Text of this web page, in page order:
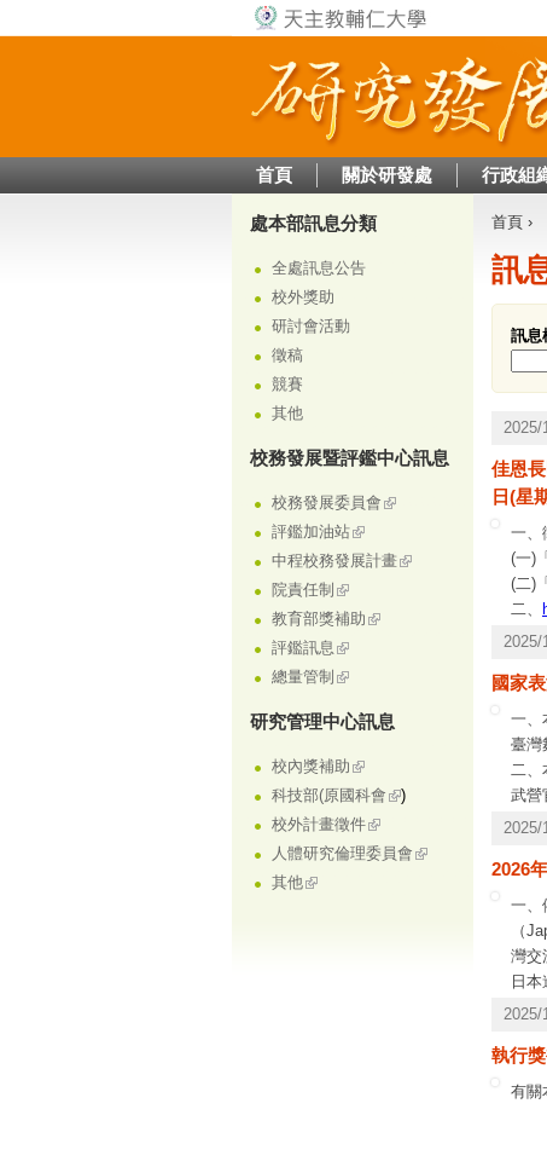
首頁 關於研發處 行政組
處本部訊息分類
全處訊息公告
校外獎助
研討會活動
徵稿
競賽
其他
校務發展暨評鑑中心訊息
校務發展委員會
評鑑加油站
中程校務發展計畫
院責任制
教育部獎補助
評鑑訊息
總量管制
研究管理中心訊息
校內獎補助
科技部(原國科會
)
校外計畫徵件
人體研究倫理委員會
其他
您在
首頁 ›
訊
訊息
佳恩
日(星
一、
(一)
(二)
二、
國家
一、
臺灣
二
武營
2026
一、
（
灣交
日
交申
訊。
益財
執行
有關